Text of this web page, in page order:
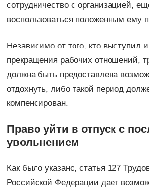
сотрудничество с организацией,
воспользоваться положенным ему
Независимо от того, кто выступил
прекращения рабочих отношений,
должна быть предоставлена
отдохнуть, либо такой период
компенсирован.
Право уйти в отпуск с
увольнением
Как было указано, статья 127
Российской Федерации дает